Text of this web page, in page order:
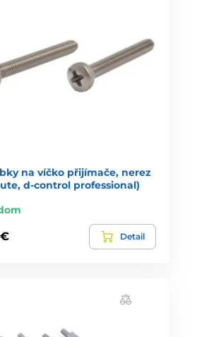
na víčko přijímače, nerez
d-control professional)
€ Detail